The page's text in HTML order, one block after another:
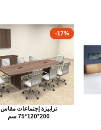
-17%
ترابيزة إجتماعات مقاس
200*120*75 سم